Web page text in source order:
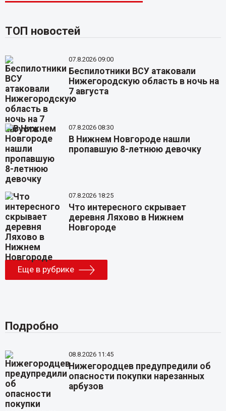
ТОП новостей
07.8.2026 09:00
Беспилотники ВСУ атаковали
Нижегородскую область в ночь на
7 августа
07.8.2026 08:30
В Нижнем Новгороде нашли
пропавшую 8-летнюю девочку
07.8.2026 18:25
Что интересного скрывает
деревня Ляхово в Нижнем
Новгороде
Еще в рубрике
Подробно
08.8.2026 11:45
Нижегородцев предупредили об
опасности покупки нарезанных
арбузов